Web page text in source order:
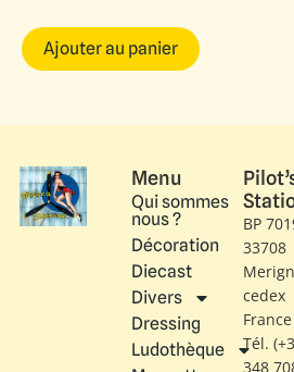
Ajouter au panier
Menu
Qui sommes
nous ?
Décoration
Diecast
Divers
Dressing
Ludothèque
BP
33708
cedex
France
Tél.
348